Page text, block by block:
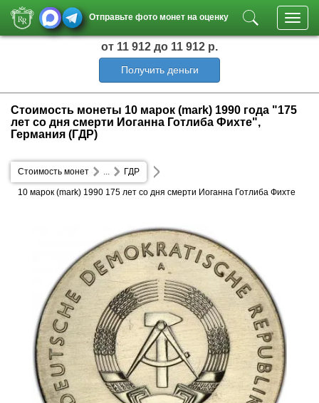
Отправьте фото монет на оценку
от 11 912 до 11 912 р.
Получить деньги
Стоимость монеты 10 марок (mark) 1990 года "175
лет со дня смерти Иоганна Готлиба Фихте",
Германия (ГДР)
Стоимость монет ГДР
...
10 марок (mark) 1990 175 лет со дня смерти Иоганна Готлиба Фихте